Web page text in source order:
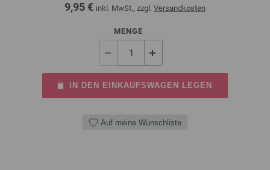
9,95 € inkl. MwSt., zzgl. Versandkosten
MENGE
IN DEN EINKAUFSWAGEN LEGEN
Auf meine Wunschliste